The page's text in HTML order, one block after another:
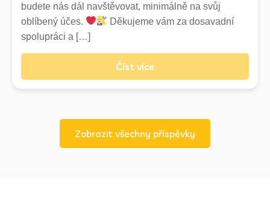
Nadměrná časová náročnost*
350
500
budete nás dál navštěvovat, minimálně na svůj
oblíbený účes.
Děkujeme vám za dosavadní
spolupráci a […]
Číst více
Zobrazit všechny příspěvky